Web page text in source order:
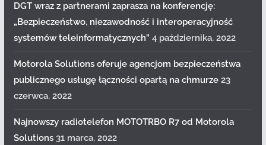
DGT wraz z partnerami zaprasza na konferencję:
„Bezpieczeństwo, niezawodność i interoperacyjność
systemów teleinformatycznych” 4 października, 2022
Motorola Solutions oferuje agencjom bezpieczeństwa
publicznego usługę łączności opartą na chmurze 23
czerwca, 2022
Najnowszy radiotelefon MOTOTRBO R7 od Motorola
Solutions 31 marca, 2022